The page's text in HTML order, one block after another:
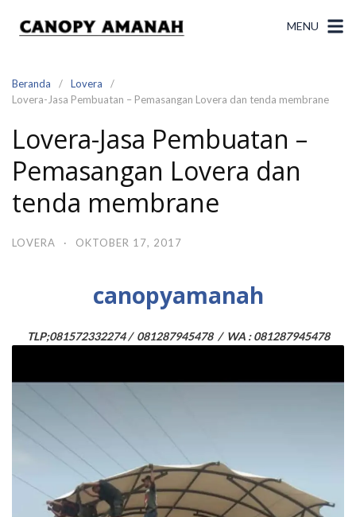
MENU
Beranda
Lovera
Lovera-Jasa Pembuatan – Pemasangan Lovera dan tenda membrane
Lovera-Jasa Pembuatan –
Pemasangan Lovera dan
tenda membrane
LOVERA · OKTOBER 17, 2017
canopyamanah
TLP;081572332274 / 081287945478/ WA : 081287945478